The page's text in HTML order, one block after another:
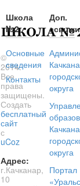
©
2014.
Все
права
защищены.
Создать
бесплатный
сайт
с
uCoz
Адрес:
г.Качканар,
10
Школа
№2
Основные
сведения
Контакты
Доп.
ссылки
округа
округа
Портал